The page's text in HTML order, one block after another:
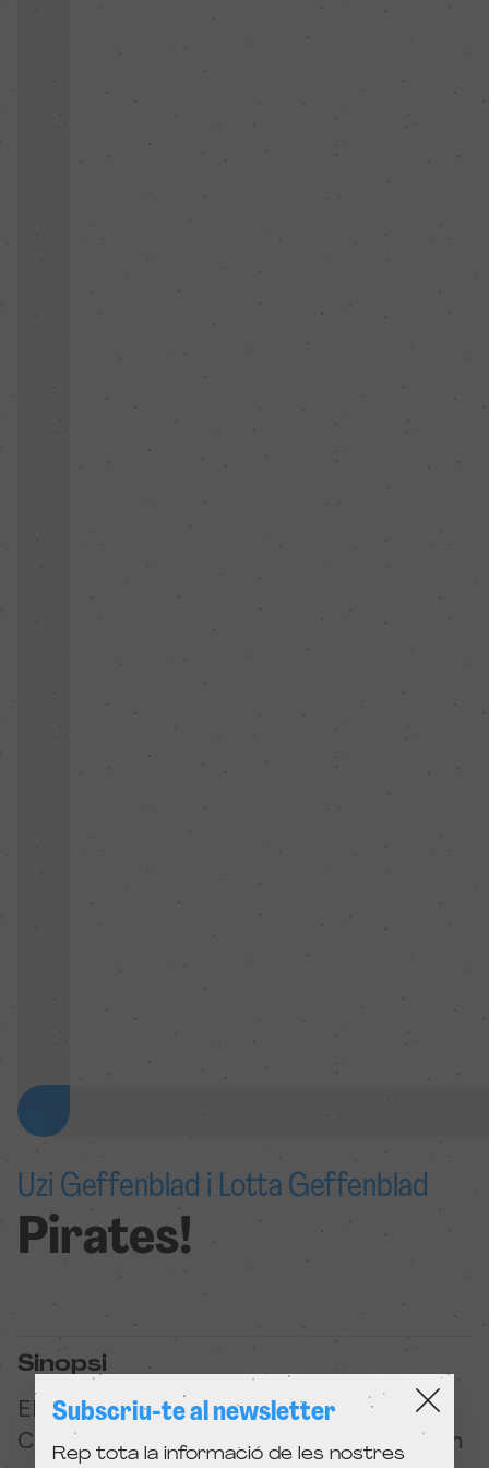
Uzi Geffenblad i Lotta Geffenblad
Pirates!
Sinopsi
Els dos amics van a passar el dia al mar.
Construeixen una balsa per navegar com
Subscriu-te al newsletter
Rep tota la informació de les nostres